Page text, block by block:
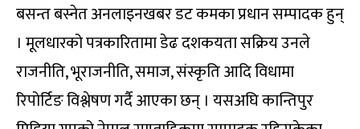
बसन्त बस्नेत अनलाइनखबर डट कमका प्रधान सम्पादक हुन्
। मूलधारको पत्रकारितामा डेढ दशकयता सक्रिय उनले
राजनीति, भूराजनीति, समाज, संस्कृति आदि विधामा
रिपोर्टिङ विश्लेषण गर्दै आएका छन् । यसअघि कान्तिपुर